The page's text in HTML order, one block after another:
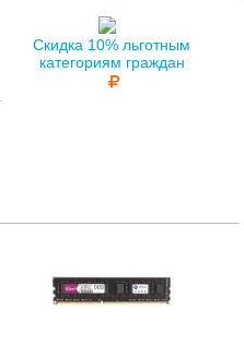
Скидка 10% льготным
категориям граждан